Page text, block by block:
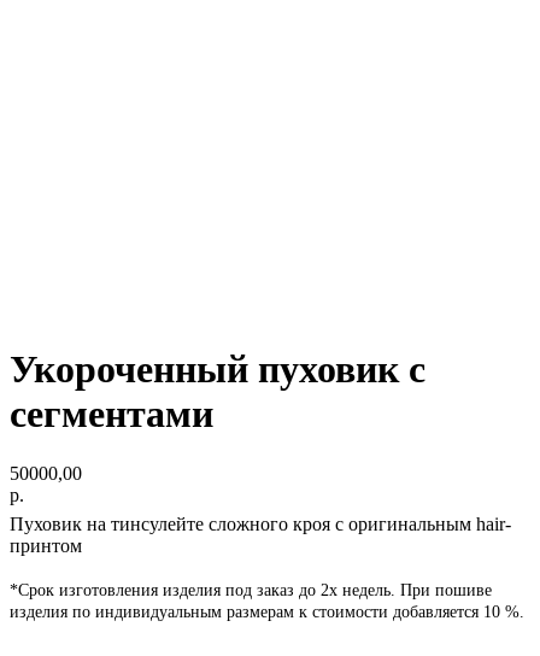
Укороченный пуховик с
сегментами
50000,00
р.
Пуховик на тинсулейте сложного кроя с оригинальным hair-
принтом
*Срок изготовления изделия под заказ до 2х недель. При пошиве
изделия по индивидуальным размерам к стоимости добавляется 10 %.